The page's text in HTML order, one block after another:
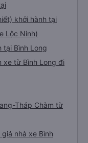
khởi hành tại
Lộc Ninh)
tại Bình Long
xe từ Bình Long đi
Tháp Chàm từ
nhà xe Bình